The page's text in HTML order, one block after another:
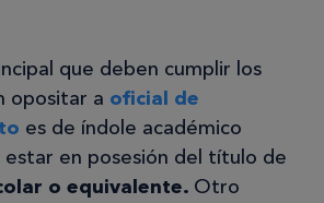
que deben cumplir los
opositar a oficial de
es de índole académico
en posesión del título de
o equivalente. Otro